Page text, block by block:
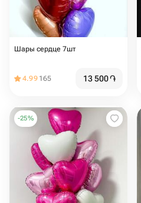
Шары сердце 7шт
4.99 165 13 500֏
-25%